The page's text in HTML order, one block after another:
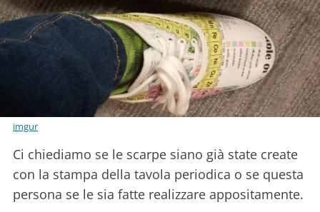
imgur
Ci chiediamo se le scarpe siano già state create
con la stampa della tavola periodica o se questa
persona se le sia fatte realizzare appositamente.